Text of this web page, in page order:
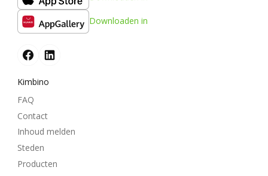
Downloaden in
Kimbino
FAQ
Contact
Inhoud melden
Steden
Producten